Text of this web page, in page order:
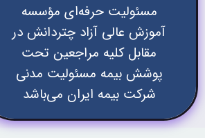
مسئولیت حرفه‌ای مؤسسه
آموزش عالی آزاد چتردانش در
مقابل کلیه مراجعین تحت
پوشش بیمه مسئولیت مدنی
شرکت بیمه ایران می‌باشد